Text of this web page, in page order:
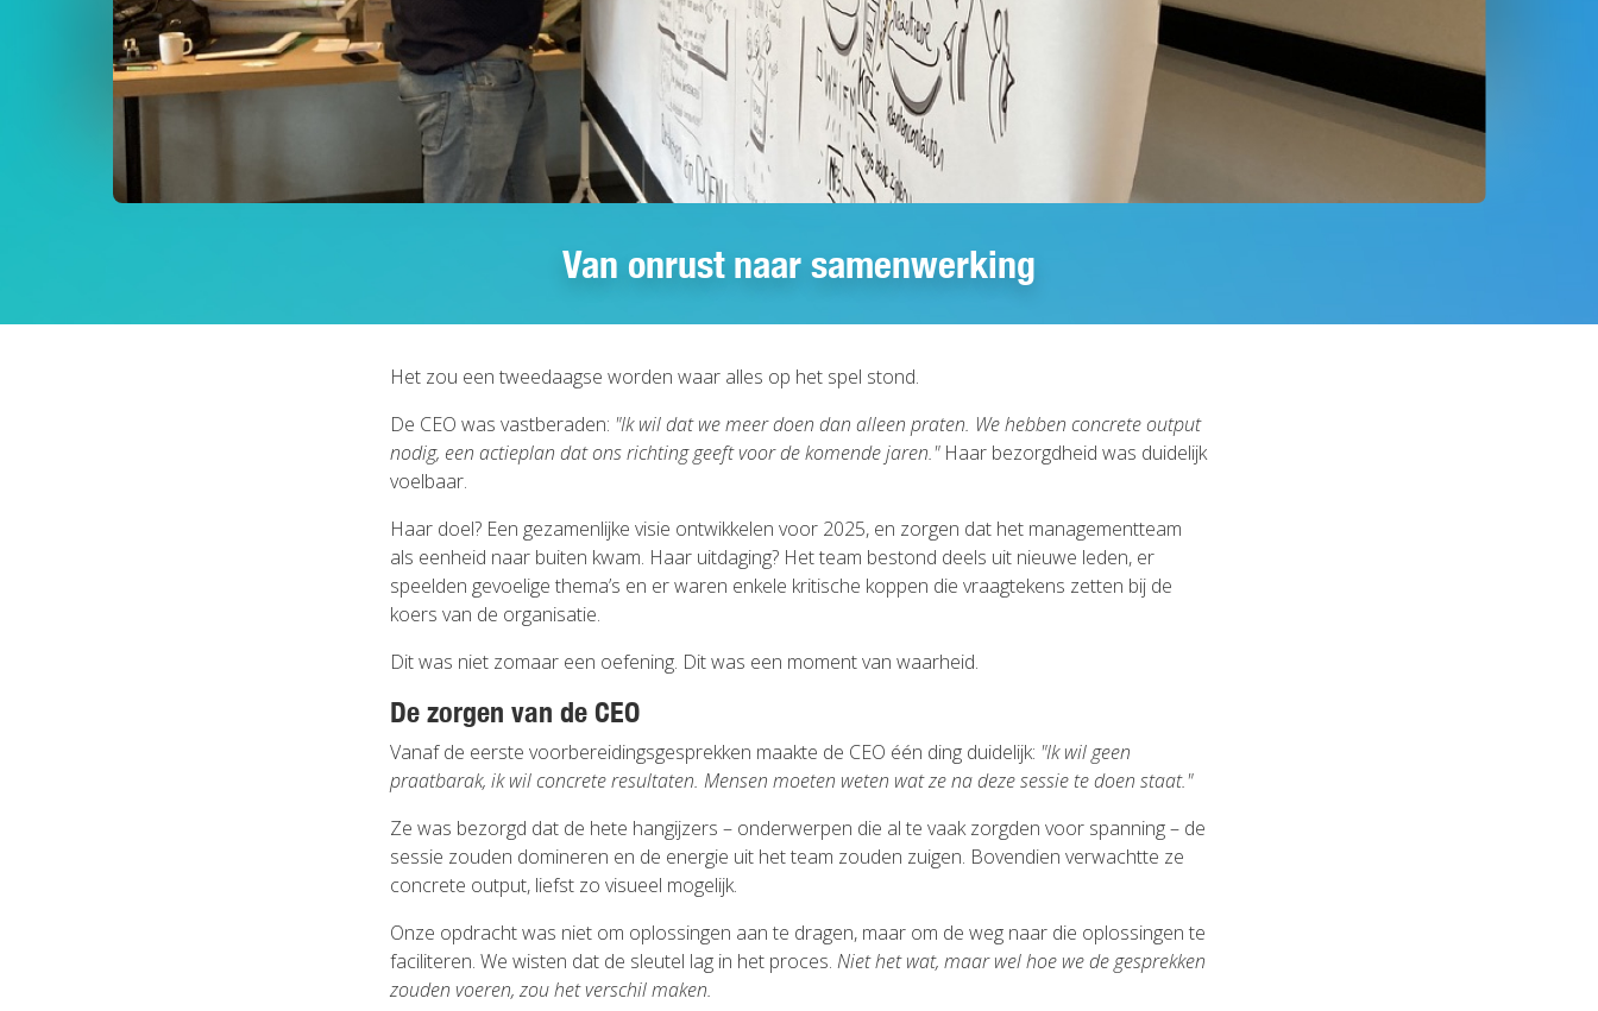
Van onrust naar samenwerking
Het zou een tweedaagse worden waar alles op het spel stond.
De CEO was vastberaden: "Ik wil dat we meer doen dan alleen praten. We hebben concrete output
nodig, een actieplan dat ons richting geeft voor de komende jaren."Haar bezorgdheid was duidelijk
voelbaar.
Haar doel? Een gezamenlijke visie ontwikkelen voor 2025, en zorgen dat het managementteam
als eenheid naar buiten kwam. Haar uitdaging? Het team bestond deels uit nieuwe leden, er
speelden gevoelige thema’s en er waren enkele kritische koppen die vraagtekens zetten bij de
koers van de organisatie.
Dit was niet zomaar een oefening. Dit was een moment van waarheid.
De zorgen van de CEO
Vanaf de eerste voorbereidingsgesprekken maakte de CEO één ding duidelijk: "Ik wil geen
praatbarak, ik wil concrete resultaten. Mensen moeten weten wat ze na deze sessie te doen staat."
Ze was bezorgd dat de hete hangijzers – onderwerpen die al te vaak zorgden voor spanning – de
sessie zouden domineren en de energie uit het team zouden zuigen. Bovendien verwachtte ze
concrete output, liefst zo visueel mogelijk.
Onze opdracht was niet om oplossingen aan te dragen, maar om de weg naar die oplossingen te
faciliteren. We wisten dat de sleutel lag in het proces. Niet het wat, maar wel hoe we de gesprekken
zouden voeren, zou het verschil maken.